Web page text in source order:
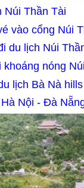
Núi Thần Tài
vào cổng Núi
du lịch Núi
nóng
lịch Bà Nà hills
Nội - Đà